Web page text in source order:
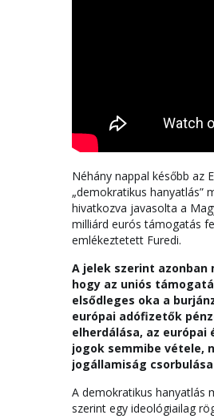
Néhány nappal később az
„demokratikus hanyatlás”
hivatkozva javasolta a
milliárd eurós támogatás
emlékeztetett Furedi.
A jelek szerint
hogy az uniós
elsődleges oka a
európai adófizetők
elherdálása, az
jogok semmibe vétele,
jogállamiság
A demokratikus hanyatlás
szerint egy ideológiailag